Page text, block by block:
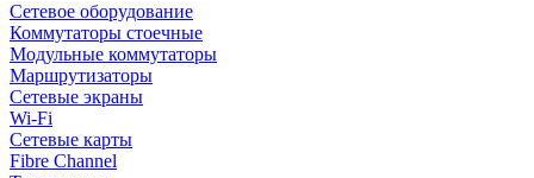
Сетевое оборудование
Коммутаторы стоечные
Модульные коммутаторы
Маршрутизаторы
Сетевые экраны
Wi-Fi
Сетевые карты
Fibre Channel